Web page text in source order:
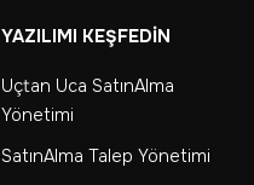
YAZILIMI KEŞFEDİN
Uçtan Uca SatınAlma
Yönetimi
SatınAlma Talep Yönetimi